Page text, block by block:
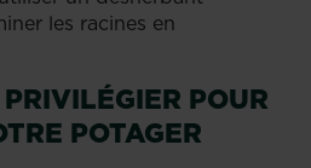
les racines en
POUR
POTAGER